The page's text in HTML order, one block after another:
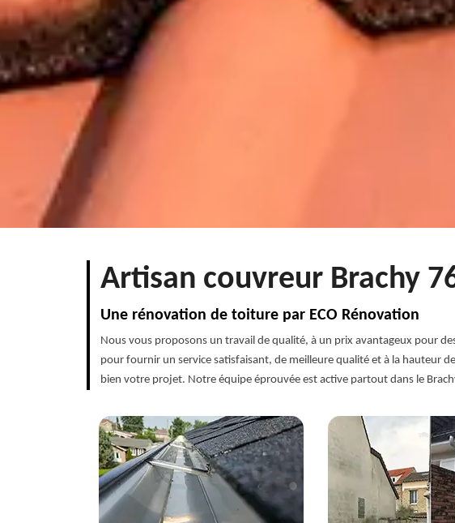
Artisan couvreur Brachy
Une rénovation de toiture par ECO Rénovation
Nous vous proposons un travail de qualité, à un prix avantageux pour
pour fournir un service satisfaisant, de meilleure qualité et à la hauteur
bien votre projet. Notre équipe éprouvée est active partout dans le